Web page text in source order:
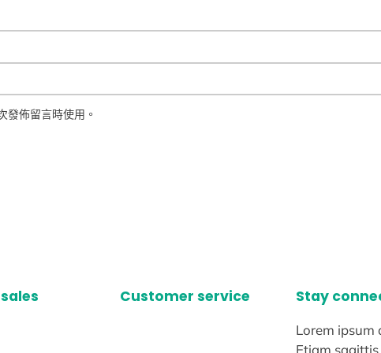
發佈留言時使用。
Customer service Stay
Lorem ipsum
Etiam